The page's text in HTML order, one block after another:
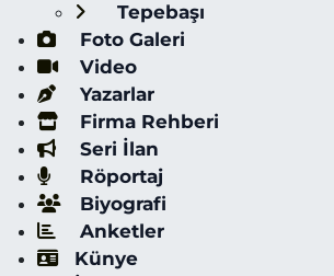
Tepebaşı
Foto Galeri
Video
Yazarlar
Firma Rehberi
Seri İlan
Röportaj
Biyografi
Anketler
Künye